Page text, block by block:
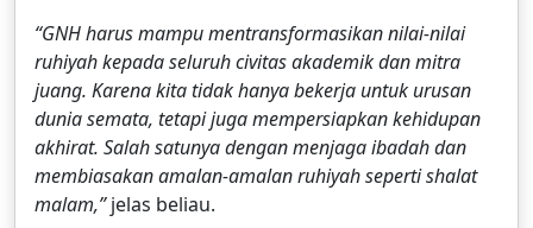
“GNH harus mampu mentransformasikan nilai-nilai
ruhiyah kepada seluruh civitas akademik dan mitra
juang. Karena kita tidak hanya bekerja untuk urusan
dunia semata, tetapi juga mempersiapkan kehidupan
akhirat. Salah satunya dengan menjaga ibadah dan
membiasakan amalan-amalan ruhiyah seperti shalat
malam,”jelas beliau.